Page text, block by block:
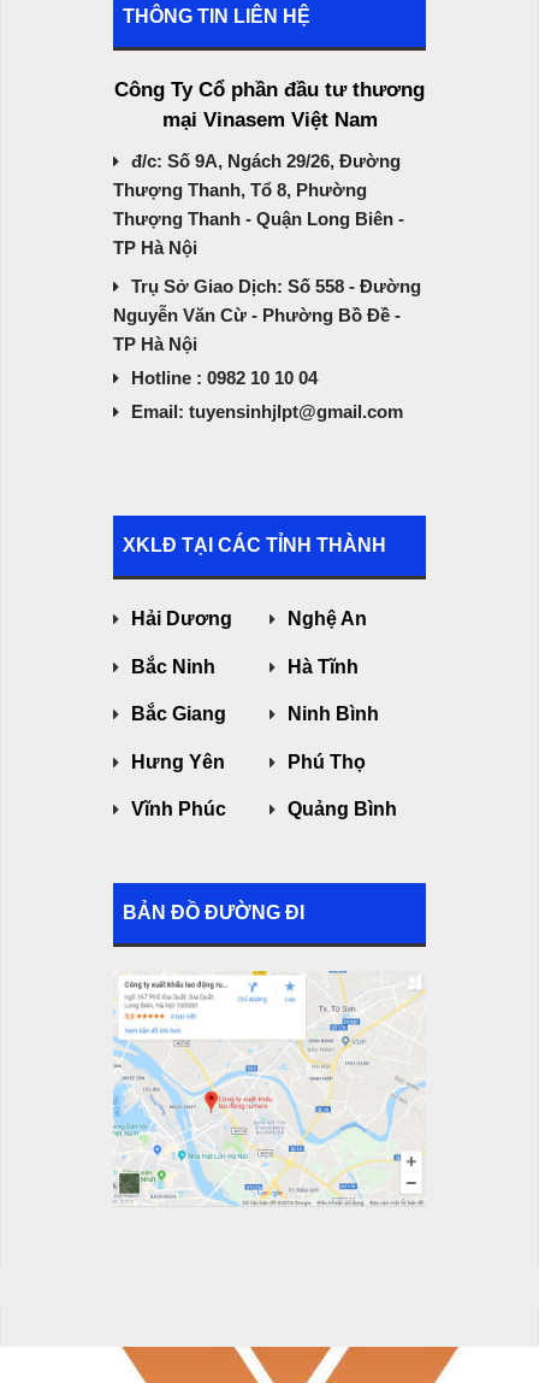
THÔNG TIN LIÊN HỆ
Công Ty Cổ phần đầu tư thương
mại Vinasem Việt Nam
đ/c: Số 9A, Ngách 29/26, Đường
Thượng Thanh, Tổ 8, Phường
Thượng Thanh - Quận Long Biên -
TP Hà Nội
Trụ Sở Giao Dịch: Số 558 - Đường
Nguyễn Văn Cừ - Phường Bồ Đề -
TP Hà Nội
Hotline : 0982 10 10 04
Email: tuyensinhjlpt@gmail.com
XKLĐ TẠI CÁC TỈNH THÀNH
Hải Dương Nghệ An
Bắc Ninh Hà Tĩnh
Bắc Giang Ninh Bình
Hưng Yên Phú Thọ
Vĩnh Phúc Quảng Bình
BẢN ĐỒ ĐƯỜNG ĐI